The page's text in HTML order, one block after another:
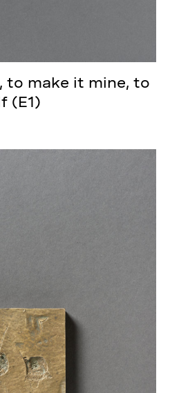
to make it mine, to
(E1)